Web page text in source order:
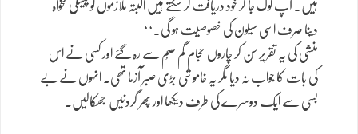
ہیں۔ آپ لوگ جا کر خود دریافت کر سکتے ہیں البتہ ملازموں کو پیشگی تنخواہ
دینا صرف اسی سیلون کی خصوصیت ہو گی۔‘‘
منشی کی یہ تقریر سن کر چاروں حجام گم صُم سے رہ گئے اور کسی نے اس
کی بات کا جواب نہ دیا مگر یہ خاموشی بڑی صبر آزما تھی۔ انہوں نے بے
بسی سے ایک دوسرے کی طرف دیکھا اور پھر گردنیں جھکالیں۔